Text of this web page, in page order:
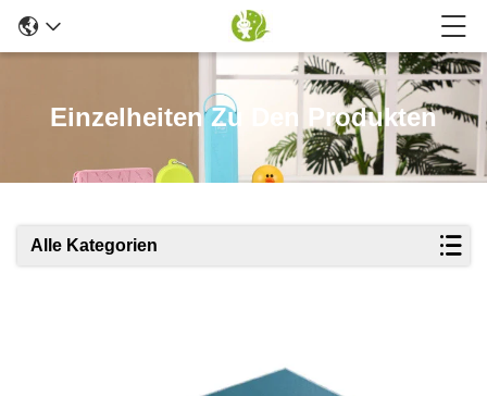
Einzelheiten Zu Den Produkten
Alle Kategorien